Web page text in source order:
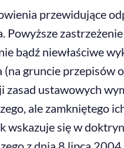
przewidujące
Powyższe
bądź niewłaściwe
gruncie przepisów
ustawowych
ale zamkniętego
się w